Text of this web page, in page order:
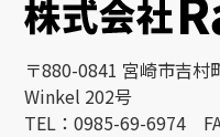
〒880-0841 宮崎市吉村
Winkel 202号
TEL：0985-69-6974